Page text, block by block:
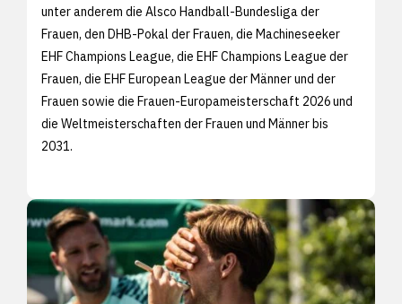
unter anderem die Alsco Handball-Bundesliga der
Frauen, den DHB-Pokal der Frauen, die Machineseeker
EHF Champions League, die EHF Champions League der
Frauen, die EHF European League der Männer und der
Frauen sowie die Frauen-Europameisterschaft 2026 und
die Weltmeisterschaften der Frauen und Männer bis
2031.